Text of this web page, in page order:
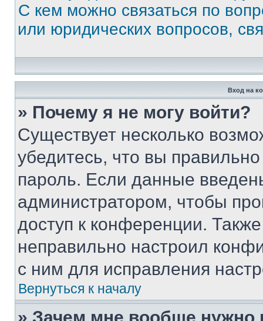
С кем можно связаться по
или юридических вопросов,
Вход на
» Почему я не могу войти?
Существует несколько
убедитесь, что вы
пароль. Если данные
администратором, чтобы
доступ к конференции.
неправильно настроил
с ним для исправления
Вернуться к началу